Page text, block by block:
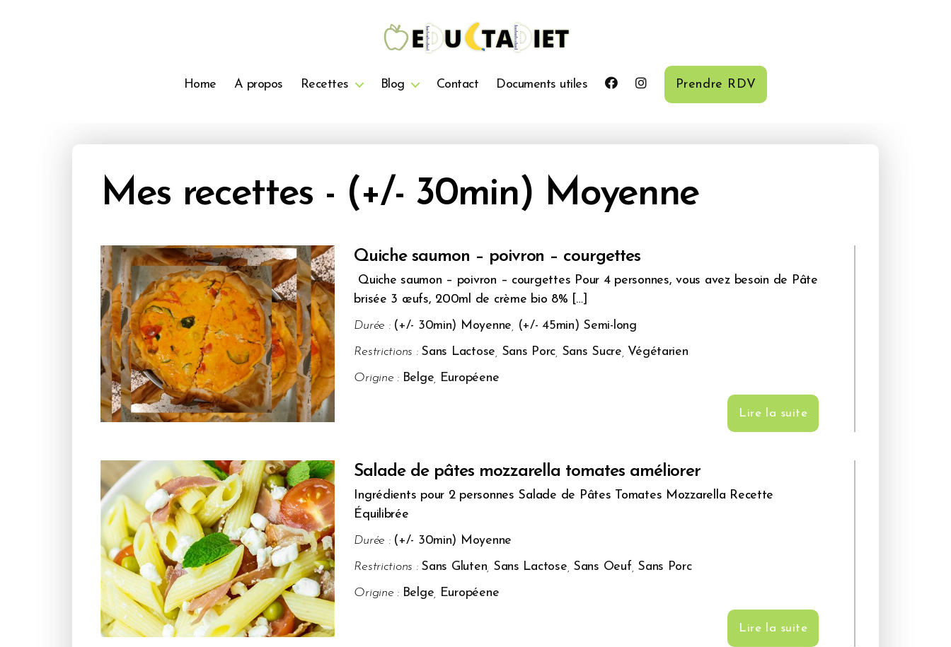
Home
A propos Recettes Blog Contact Documents utiles Prendre RDV
Mes recettes - (+/- 30min) Moyenne
Quiche saumon – poivron – courgettes
Quiche saumon – poivron – courgettes Pour 4 personnes, vous avez besoin de Pâte
brisée 3 œufs, 200ml de crème bio 8% […]
Durée : (+/- 30min) Moyenne
(+/- 45min) Semi-long
Restrictions : Sans Lactose Sans Porc Sans Sucre Végétarien
Origine : Belge Européene
Lire la suite
Salade de pâtes mozzarella tomates améliorer
Ingrédients pour 2 personnes Salade de Pâtes Tomates Mozzarella Recette
Équilibrée
Durée : (+/- 30min) Moyenne
Restrictions : Sans Gluten Sans Lactose Sans Oeuf Sans Porc
Origine : Belge Européene
Lire la suite